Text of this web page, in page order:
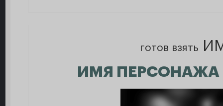
готов взять
ИМЯ ПЕРСОНАЖА